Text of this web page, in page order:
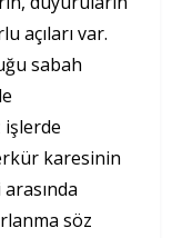
açıları var.
sabah
işlerde
karesinin
söz